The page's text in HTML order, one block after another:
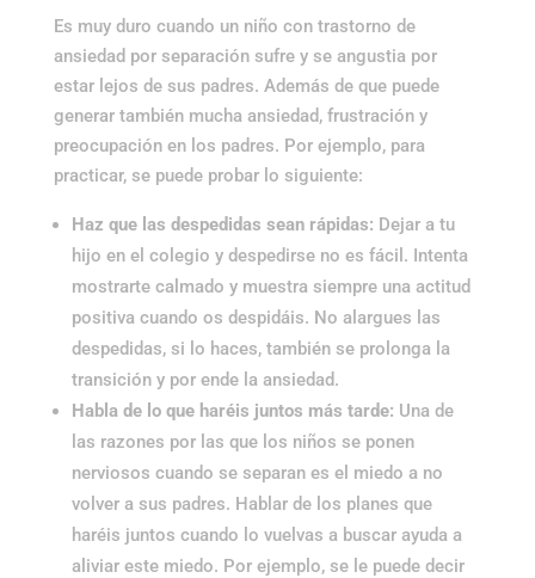
Es muy duro cuando un niño con trastorno de
ansiedad por separación sufre y se angustia por
estar lejos de sus padres. Además de que puede
generar también mucha ansiedad, frustración y
preocupación en los padres. Por ejemplo, para
practicar, se puede probar lo siguiente:
Haz que las despedidas sean rápidas: Dejar a tu
hijo en el colegio y despedirse no es fácil. Intenta
mostrarte calmado y muestra siempre una actitud
positiva cuando os despidáis. No alargues las
despedidas, si lo haces, también se prolonga la
transición y por ende la ansiedad.
Habla de lo que haréis juntos más tarde: Una de
las razones por las que los niños se ponen
nerviosos cuando se separan es el miedo a no
volver a sus padres. Hablar de los planes que
haréis juntos cuando lo vuelvas a buscar ayuda a
aliviar este miedo. Por ejemplo, se le puede decir